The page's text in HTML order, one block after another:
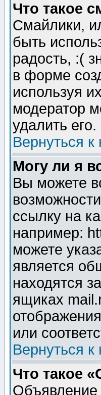
Что такое
Смайлики,
быть
радость, :(
в форме
используя
модератор
удалить его.
Вернуться к
Могу ли я
Вы можете
ссылку на
например:
можете
является
находятся
ящиках
или
Вернуться к
Что такое